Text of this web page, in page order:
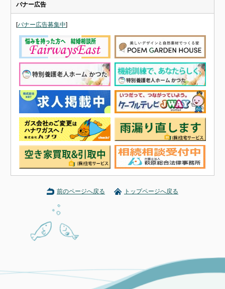
バナー広告
[バナー広告募集中]
前のページへ戻る トップページへ戻る